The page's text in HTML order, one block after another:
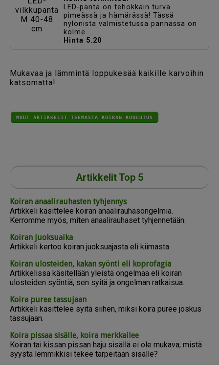
LED-panta on tehokkain turva
pimeässä ja hämärässä! Tässä
nylonista valmistetussa pannassa on
kolme ...
Hinta 5.20
Mukavaa ja lämmintä loppukesää kaikille karvoihin
katsomatta!
MUUT ARTIKKELIT TEEMASTA KOIRAN KOULUTUS
Artikkelit Top 5
Koiran anaalirauhasten tyhjennys
Artikkeli käsittelee koiran anaalirauhasongelmia.
Kerromme myös, miten anaalirauhaset tyhjennetään.
Koiran juoksuaika
Artikkeli kertoo koiran juoksuajasta eli kiimasta.
Koiran ulosteiden, kakan syönti eli koprofagia
Artikkelissa käsitellään yleistä ongelmaa eli koiran
ulosteiden syöntiä, sen syitä ja ongelman ratkaisua.
Koira puree tassujaan
Artikkeli käsittelee syitä siihen, miksi koira puree joskus
tassujaan.
Koira pissaa sisälle, koira merkkailee
Koiran tai kissan pissan haju sisällä ei ole mukava; mistä
syystä lemmikkisi tekee tarpeitaan sisälle?